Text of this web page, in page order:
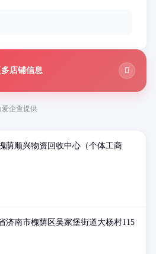
爱企查提供
荫顺兴物资回收中心（个体工商
济南市槐荫区吴家堡街道大杨村115
店铺信息